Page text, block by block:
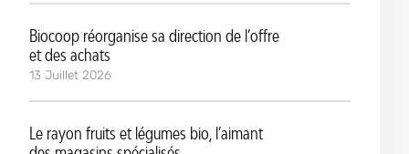
Biocoop réorganise sa direction de l’offre
et des achats
13 Juillet 2026
Le rayon fruits et légumes bio, l’aimant